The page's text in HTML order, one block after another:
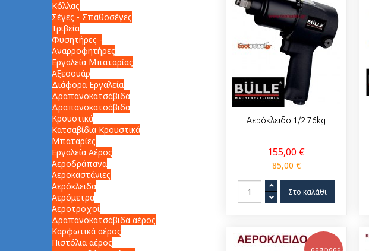
Αερόκλειδο 1/2 76kg
155,00 €
85,00 €
Προσφορά
Κόλλας
Σέγες - Σπαθοσέγες
Τριβεία
Φυσητήρες -
Αναρροφητήρες
Εργαλεία Μπαταρίας
Αξεσουάρ
Διάφορα Εργαλεία
Δραπανοκατσάβιδα
Δραπανοκατσάβιδα
Κρουστικά
Κατσαβίδια Κρουστικά
Μπαταρίες
Εργαλεία Αέρος
Αεροδράπανα
Αεροκαστάνιες
Αερόκλειδα
Αερόμετρα
Αεροτροχοί
Δραπανοκατσάβιδα αέρος
Καρφωτικά αέρος
Πιστόλια αέρος